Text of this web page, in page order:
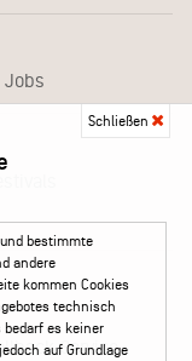
Jobs
Service
Schließen
bestimmte
andere
kommen Cookies
technisch
bedarf es keiner
auf Grundlage